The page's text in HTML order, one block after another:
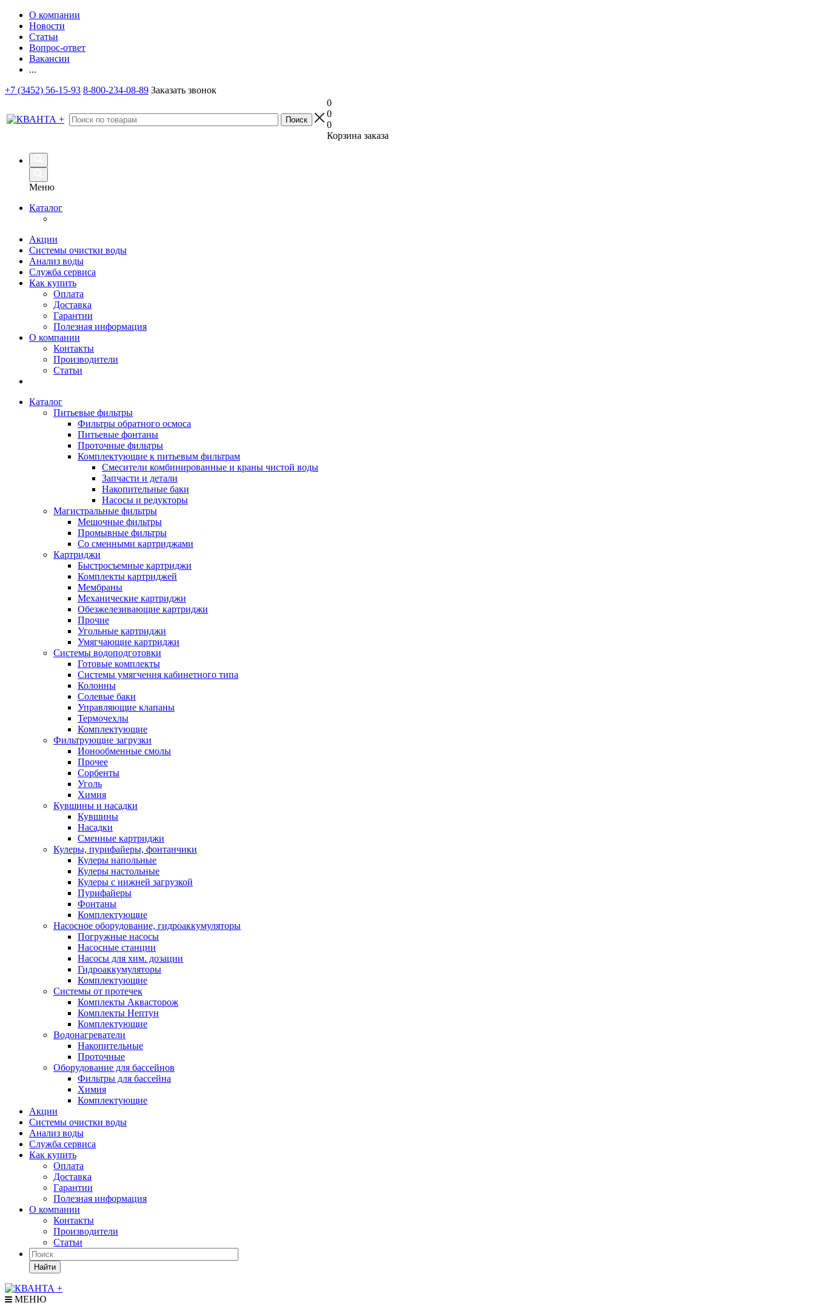
О компании
Новости
Статьи
Вопрос-ответ
Вакансии
...
+7 (3452) 56-15-93 8-800-234-08-89 Заказать звонок
0
0
0
Корзина заказа
Меню
Каталог
Акции
Системы очистки воды
Анализ воды
Служба сервиса
Как купить
Оплата
Доставка
Гарантии
Полезная информация
О компании
Контакты
Производители
Статьи
Каталог
Питьевые фильтры
Фильтры обратного осмоса
Питьевые фонтаны
Проточные фильтры
Комплектующие к питьевым фильтрам
Смесители комбинированные и краны чистой воды
Запчасти и детали
Накопительные баки
Насосы и редукторы
Магистральные фильтры
Мешочные фильтры
Промывные фильтры
Со сменными картриджами
Картриджи
Быстросъемные картриджи
Комплекты картриджей
Мембраны
Механические картриджи
Обезжелезивающие картриджи
Прочие
Угольные картриджи
Умягчающие картриджи
Системы водоподготовки
Готовые комплекты
Системы умягчения кабинетного типа
Колонны
Солевые баки
Управляющие клапаны
Термочехлы
Комплектующие
Фильтрующие загрузки
Ионообменные смолы
Прочее
Сорбенты
Уголь
Химия
Кувшины и насадки
Кувшины
Насадки
Сменные картриджи
Кулеры, пурифайеры, фонтанчики
Кулеры напольные
Кулеры настольные
Кулеры с нижней загрузкой
Пурифайеры
Фонтаны
Комплектующие
Насосное оборудование, гидроаккумуляторы
Погружные насосы
Насосные станции
Насосы для хим. дозации
Гидроаккумуляторы
Комплектующие
Системы от протечек
Комплекты Аквасторож
Комплекты Нептун
Комплектующие
Водонагреватели
Накопительные
Проточные
Оборудование для бассейнов
Фильтры для бассейна
Химия
Комплектующие
Акции
Системы очистки воды
Анализ воды
Служба сервиса
Как купить
Оплата
Доставка
Гарантии
Полезная информация
О компании
Контакты
Производители
Статьи
Найти
МЕНЮ